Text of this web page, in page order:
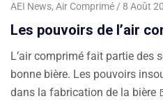
AEI News, Air Comprimé 8 Août
Les pouvoirs de l’air
L’air comprimé fait partie des
bonne bière. Les pouvoirs
dans la fabrication de la bière